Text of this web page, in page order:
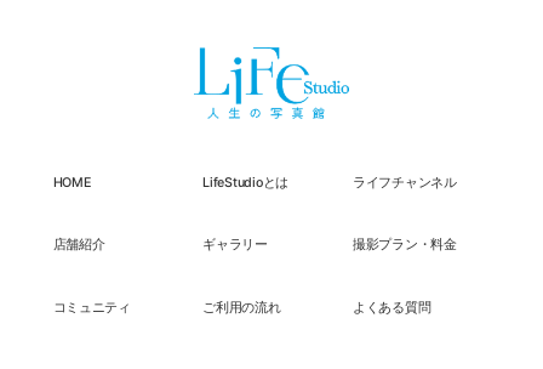
HOME LifeStudioとは ライフチャンネル
店舗紹介 ギャラリー 撮影プラン・料金
コミュニティ ご利用の流れ よくある質問